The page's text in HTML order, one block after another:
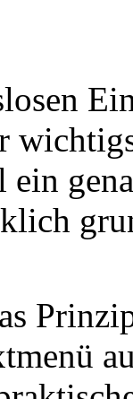
ein